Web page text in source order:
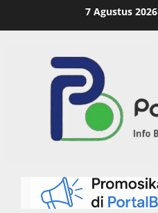
7 Agustus 2026